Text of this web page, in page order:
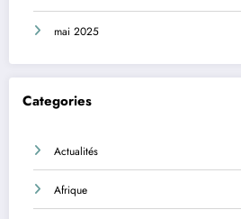
mai 2025
Categories
Actualités
Afrique